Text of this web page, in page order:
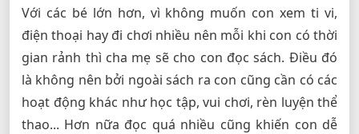
Với các bé lớn hơn, vì không muốn con xem ti vi,
điện thoại hay đi chơi nhiều nên mỗi khi con có thời
gian rảnh thì cha mẹ sẽ cho con đọc sách. Điều đó
là không nên bởi ngoài sách ra con cũng cần có các
hoạt động khác như học tập, vui chơi, rèn luyện thể
thao... Hơn nữa đọc quá nhiều cũng khiến con dễ